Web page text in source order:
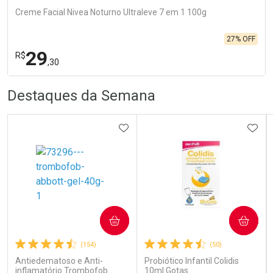
Creme Facial Nivea Noturno Ultraleve 7 em 1 100g
R$29,30
27% OFF
Laboratório
Comprar sem Desconto
Por R$ 29,30/cada
Por Menos
Comprar sem Desconto
Por R$ 29,30/cada
Destaques da Semana
(154)
Antiedematoso e Anti-
inflamatório Trombofob
ADICIONAR AOS FAVORITOS
COMPRAR
(50)
Probiótico Infantil Colidis
10ml Gotas
COMPRAR